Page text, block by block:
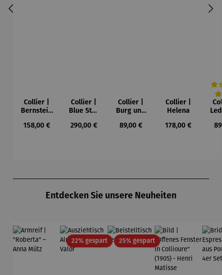
Collier |
Bernstein
Mond und
Regulärer Preis:
158,00 €
Collier |
Blue Star
Waszak
Regulärer Preis:
290,00 €
Collier |
Burg und
Paul Klee
Regulärer Preis:
89,00 €
Collier |
Helena
Regulärer Preis:
178,00 €
Entdecken Sie unsere Neuheiten
22% gespartRabatt25% gespartRabatt